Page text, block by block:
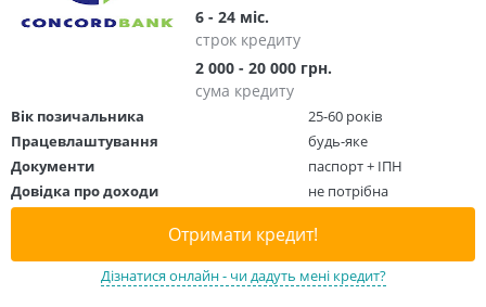
6 - 24 міс.
строк кредиту
2 000 - 20 000 грн.
сума кредиту
Вік позичальника
25-60 років
Працевлаштування
будь-яке
Документи
паспорт + ІПН
Довідка про доходи
не потрібна
Отримати кредит!
Дізнатися онлайн - чи дадуть мені кредит?